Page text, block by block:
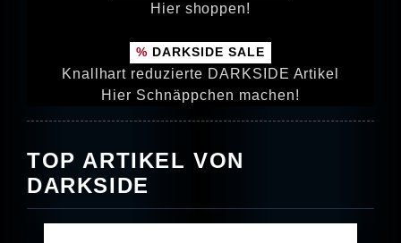
Hier shoppen!
DARKSIDE SALE
Knallhart reduzierte DARKSIDE Artikel
Hier Schnäppchen machen!
TOP ARTIKEL VON
DARKSIDE